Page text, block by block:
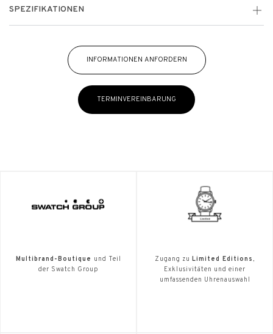
SPEZIFIKATIONEN
INFORMATIONEN ANFORDERN
TERMINVEREINBARUNG
Multibrand-Boutique
und Teil
der Swatch Group
Zugang zu Limited Editions,
Exklusivitäten und einer
umfassenden Uhrenauswahl